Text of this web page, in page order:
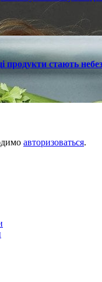
стають
авторизоваться.